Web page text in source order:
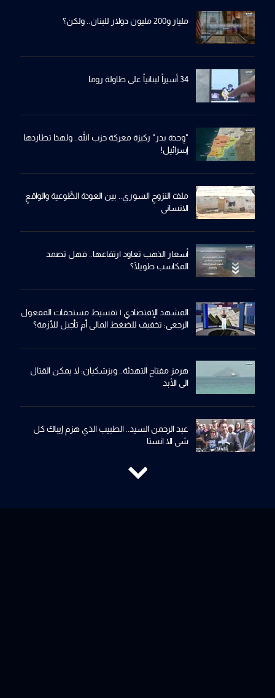
مليار و200 مليون دولار للبنان.. ولكن؟
34 أسيراً لبنانياً على طاولة روما
"وِحدة بدر" ركيزة معركة حزب الله.. ولهذا تطاردها
إسرائيل!
ملفّ النزوحِ السوري.. بين العودة الطَّوعية والواقعِ
الانساني
أسعار الذهب تعاود ارتفاعها.. فهل تصمد
المكاسب طويلًا؟
المشهد الإقتصادي | تقسيط مستحقات المفعول
الرجعي: تخفيف للضغط المالي أم تأجيل للأزمة؟
هرمز مفتاح التهدئة.. وبزشكيان: لا يمكن القتال
الى الأبد
عبد الرحمن السيد.. الطبيب الذي هزم إيباك كل
شي الا انستا